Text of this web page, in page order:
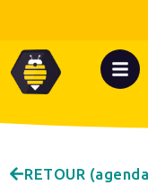
RETOUR